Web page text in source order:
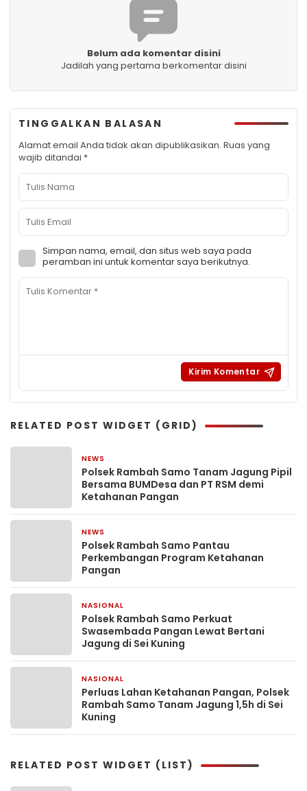
Belum ada komentar disini
Jadilah yang pertama berkomentar disini
TINGGALKAN BALASAN
Alamat email Anda tidak akan dipublikasikan. Ruas yang
wajib ditandai *
Simpan nama, email, dan situs web saya pada
peramban ini untuk komentar saya berikutnya.
RELATED POST WIDGET (GRID)
NEWS
Polsek Rambah Samo Tanam Jagung Pipil
Bersama BUMDesa dan PT RSM demi
Ketahanan Pangan
NEWS
Polsek Rambah Samo Pantau
Perkembangan Program Ketahanan
Pangan
NASIONAL
Polsek Rambah Samo Perkuat
Swasembada Pangan Lewat Bertani
Jagung di Sei Kuning
NASIONAL
Perluas Lahan Ketahanan Pangan, Polsek
Rambah Samo Tanam Jagung 1,5h di Sei
Kuning
RELATED POST WIDGET (LIST)